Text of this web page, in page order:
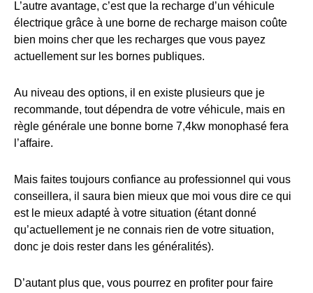
L’autre avantage, c’est que la recharge d’un véhicule
électrique grâce à une borne de recharge maison coûte
bien moins cher que les recharges que vous payez
actuellement sur les bornes publiques.
Au niveau des options, il en existe plusieurs que je
recommande, tout dépendra de votre véhicule, mais en
règle générale une bonne borne 7,4kw monophasé fera
l’affaire.
Mais faites toujours confiance au professionnel qui vous
conseillera, il saura bien mieux que moi vous dire ce qui
est le mieux adapté à votre situation (étant donné
qu’actuellement je ne connais rien de votre situation,
donc je dois rester dans les généralités).
D’autant plus que, vous pourrez en profiter pour faire